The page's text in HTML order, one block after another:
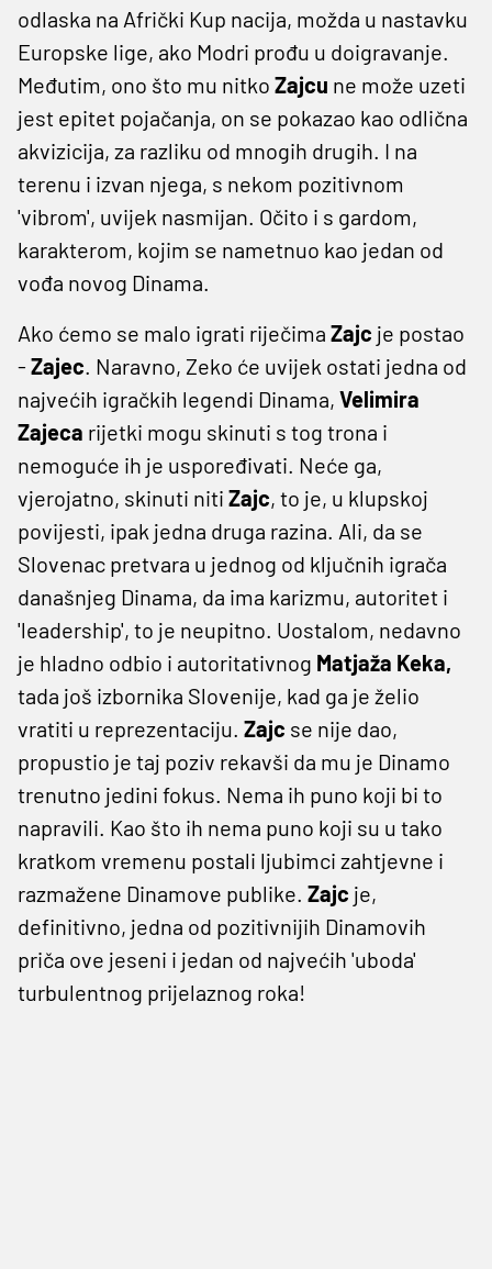
odlaska na Afrički Kup nacija, možda u nastavku
Europske lige, ako Modri prođu u doigravanje.
Međutim, ono što mu nitko Zajcu ne može uzeti
jest epitet pojačanja, on se pokazao kao odlična
akvizicija, za razliku od mnogih drugih. I na
terenu i izvan njega, s nekom pozitivnom
'vibrom', uvijek nasmijan. Očito i s gardom,
karakterom, kojim se nametnuo kao jedan od
vođa novog Dinama.
Ako ćemo se malo igrati riječima Zajc je postao
- Zajec. Naravno, Zeko će uvijek ostati jedna od
najvećih igračkih legendi Dinama, Velimira
Zajeca rijetki mogu skinuti s tog trona i
nemoguće ih je uspoređivati. Neće ga,
vjerojatno, skinuti niti Zajc, to je, u klupskoj
povijesti, ipak jedna druga razina. Ali, da se
Slovenac pretvara u jednog od ključnih igrača
današnjeg Dinama, da ima karizmu, autoritet i
'leadership', to je neupitno. Uostalom, nedavno
je hladno odbio i autoritativnog Matjaža Keka,
tada još izbornika Slovenije, kad ga je želio
vratiti u reprezentaciju. Zajc se nije dao,
propustio je taj poziv rekavši da mu je Dinamo
trenutno jedini fokus. Nema ih puno koji bi to
napravili. Kao što ih nema puno koji su u tako
kratkom vremenu postali ljubimci zahtjevne i
razmažene Dinamove publike. Zajc je,
definitivno, jedna od pozitivnijih Dinamovih
priča ove jeseni i jedan od najvećih 'uboda'
turbulentnog prijelaznog roka!